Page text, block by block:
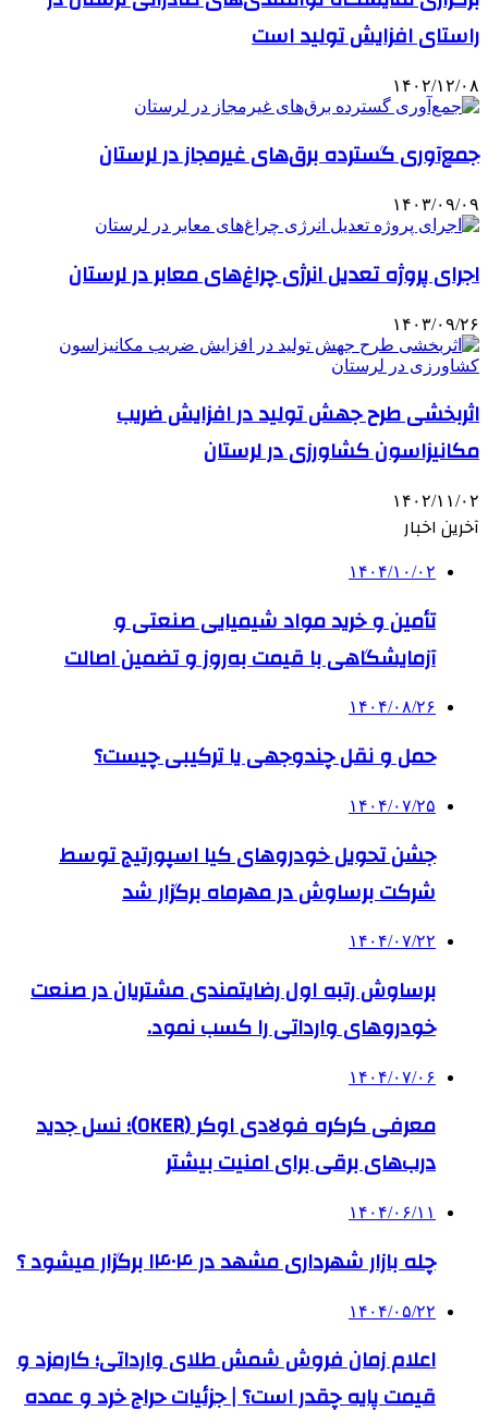
راستای افزایش تولید است
۱۴۰۲/۱۲/۰۸
جمع‌آوری گسترده برق‌های غیرمجاز در لرستان
۱۴۰۳/۰۹/۰۹
اجرای پروژه تعدیل انرژی چراغ‌های معابر در لرستان
۱۴۰۳/۰۹/۲۶
اثربخشی طرح جهش تولید در افزایش ضریب
مکانیزاسون کشاورزی در لرستان
۱۴۰۲/۱۱/۰۲
آخرین اخبار
۱۴۰۴/۱۰/۰۲
تأمین و خرید مواد شیمیایی صنعتی و
آزمایشگاهی با قیمت به‌روز و تضمین اصالت
۱۴۰۴/۰۸/۲۶
حمل و نقل چندوجهی یا ترکیبی چیست؟
۱۴۰۴/۰۷/۲۵
جشن تحویل خودروهای کیا اسپورتیج توسط
شرکت برساوش در مهرماه برگزار شد
۱۴۰۴/۰۷/۲۲
برساوش رتبه اول رضایتمندی مشتریان در صنعت
خودروهای وارداتی را کسب نمود.
۱۴۰۴/۰۷/۰۶
معرفی کرکره فولادی اوکر (OKER)؛ نسل جدید
درب‌های برقی برای امنیت بیشتر
۱۴۰۴/۰۶/۱۱
چله بازار شهرداری مشهد در ۱۴۰۴ برگزار میشود ؟
۱۴۰۴/۰۵/۲۲
اعلام زمان فروش شمش طلای وارداتی؛ کارمزد و
قیمت پایه چقدر است؟ | جزئیات حراج خرد و عمده